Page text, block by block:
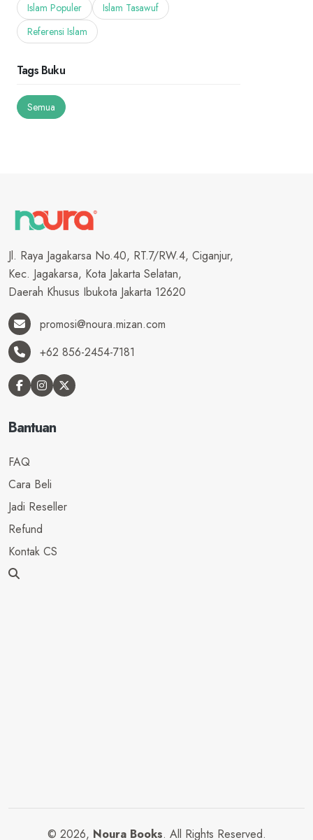
Islam Populer
Islam Tasawuf
Referensi Islam
Tags Buku
Semua
Jl. Raya Jagakarsa No.40, RT.7/RW.4, Ciganjur,
Kec. Jagakarsa, Kota Jakarta Selatan,
Daerah Khusus Ibukota Jakarta 12620
promosi@noura.mizan.com
+62 856-2454-7181
Bantuan
FAQ
Cara Beli
Jadi Reseller
Refund
Kontak CS
© 2026, Noura Books. All Rights Reserved.